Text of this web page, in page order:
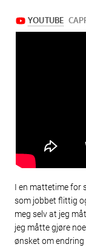
I en mattetime for
som jobbet flittig
meg selv at jeg
jeg måtte gjøre
ønsket om